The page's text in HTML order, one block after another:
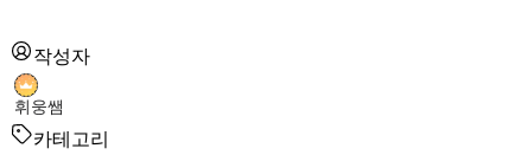
작성자
휘웅쌤
카테고리